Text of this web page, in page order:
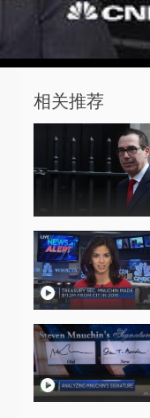
相关推荐